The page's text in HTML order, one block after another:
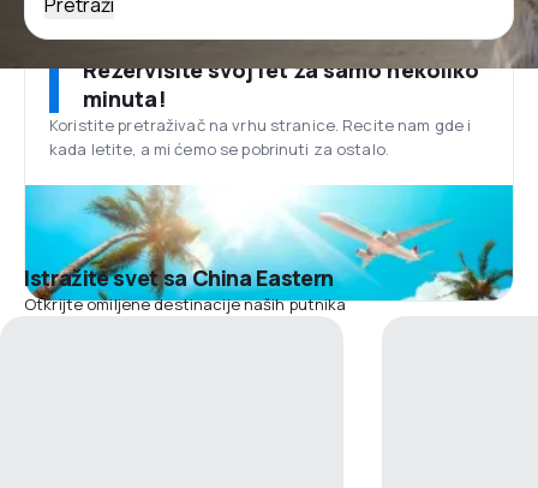
Rezervišite svoj let za samo nekoliko
minuta!
Koristite pretraživač na vrhu stranice. Recite nam gde i
kada letite, a mi ćemo se pobrinuti za ostalo.
Istražite svet sa China Eastern
Otkrijte omiljene destinacije naših putnika